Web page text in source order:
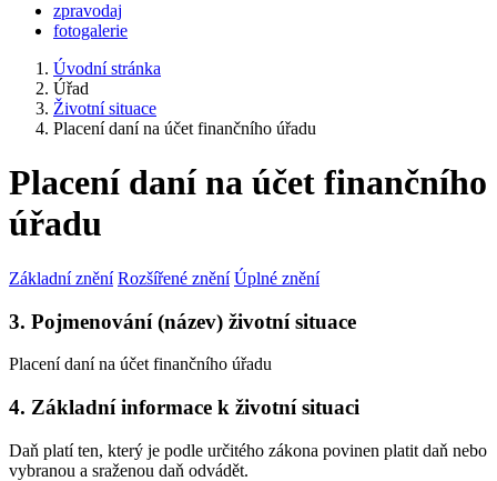
zpravodaj
fotogalerie
Úvodní stránka
Úřad
Životní situace
Placení daní na účet finančního úřadu
Placení daní na účet finančního
úřadu
Základní znění Rozšířené znění Úplné znění
3. Pojmenování (název) životní situace
Placení daní na účet finančního úřadu
4. Základní informace k životní situaci
Daň platí ten, který je podle určitého zákona povinen platit daň nebo
vybranou a sraženou daň odvádět.